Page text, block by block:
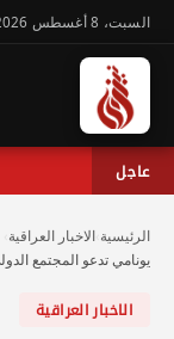
السبت، 8 أغسطس 2026
عاجل
الرئيسية الاخبار العراقية
يونامي تدعو المجتمع
الاخبار العراقية